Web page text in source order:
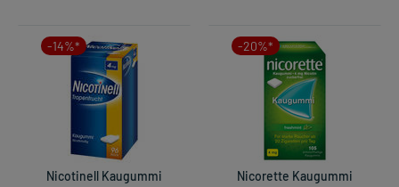
-14%*
Nicotinell Kaugummi
-20%*
Nicorette Kaugummi